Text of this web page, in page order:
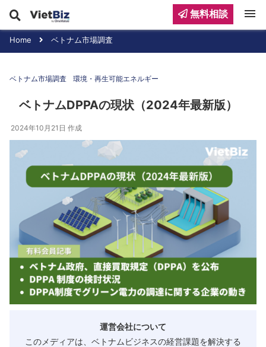
Home ベトナム市場調査
ベトナム市場調査 環境・再生可能エネルギー
ベトナムDPPAの現状（2024年最新版）
2024年10月21日 作成
運営会社について
このメディアは、ベトナムビジネスの経営課題を解決する
無料相談 menu